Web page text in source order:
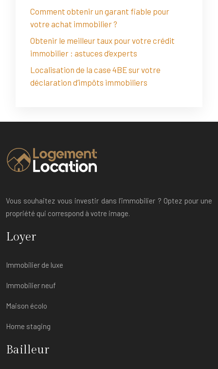
Comment obtenir un garant fiable pour
votre achat immobilier ?
Obtenir le meilleur taux pour votre crédit
immobilier : astuces d’experts
Localisation de la case 4BE sur votre
déclaration d’impôts immobiliers
Vous souhaitez vous investir dans l’immobilier ? Optez pour une
propriété qui correspond à votre image.
Loyer
Immobilier de luxe
Immobilier neuf
Maison écolo
Home staging
Bailleur